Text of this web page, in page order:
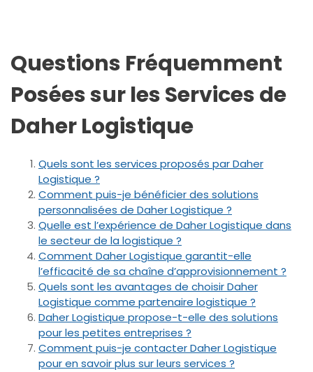
Questions Fréquemment
Posées sur les Services de
Daher Logistique
Quels sont les services proposés par Daher
Logistique ?
Comment puis-je bénéficier des solutions
personnalisées de Daher Logistique ?
Quelle est l’expérience de Daher Logistique dans
le secteur de la logistique ?
Comment Daher Logistique garantit-elle
l’efficacité de sa chaîne d’approvisionnement ?
Quels sont les avantages de choisir Daher
Logistique comme partenaire logistique ?
Daher Logistique propose-t-elle des solutions
pour les petites entreprises ?
Comment puis-je contacter Daher Logistique
pour en savoir plus sur leurs services ?